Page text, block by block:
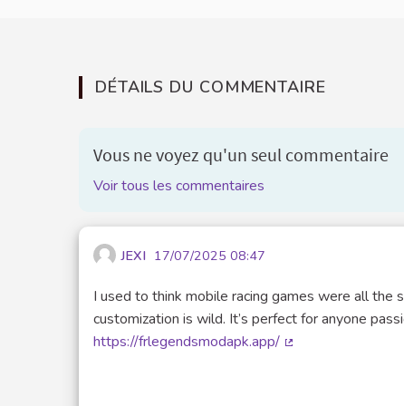
DÉTAILS DU COMMENTAIRE
Vous ne voyez qu'un seul commentaire
Voir tous les commentaires
JEXI 17/07/2025 08:47
I used to think mobile racing games were all the
customization is wild. It’s perfect for anyone
https://frlegendsmodapk.app/